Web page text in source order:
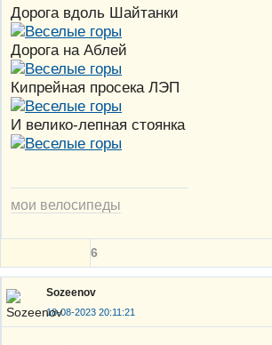
Дорога вдоль Шайтанки
Дорога на Аблей
Кипрейная просека ЛЭП
И велико-лепная стоянка
мои велосипеды
6
Sozeenov
18-08-2023 20:11:21